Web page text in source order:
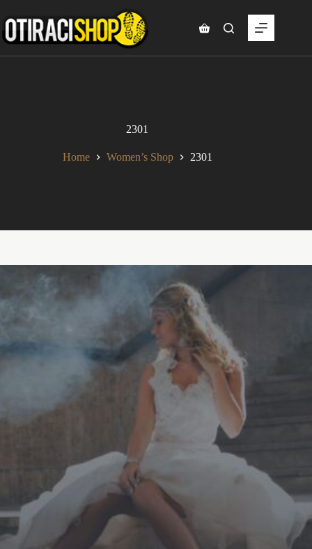
to
content
Shopping
2301
Home Women’s Shop 2301